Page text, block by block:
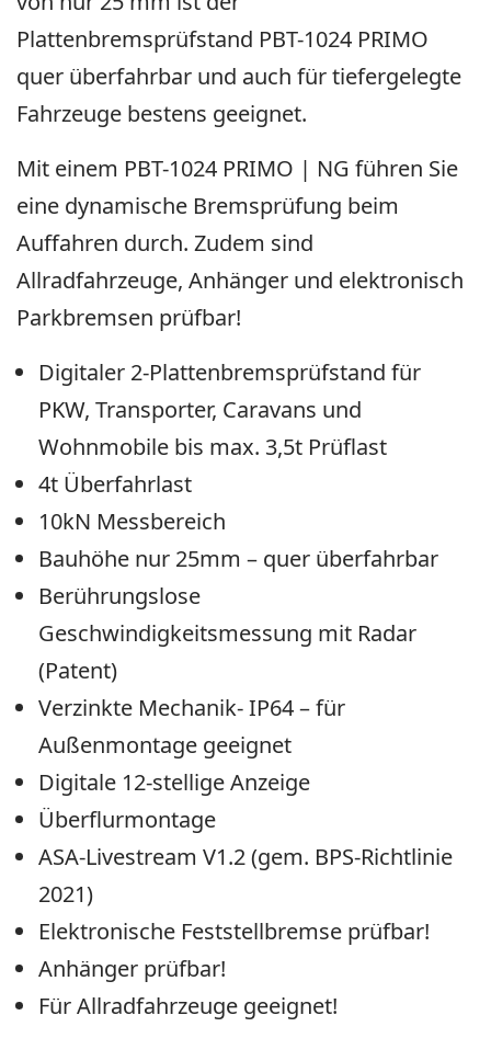
Plattenbremsprüfstand PBT-1024 PRIMO
quer überfahrbar und auch für tiefergelegte
Fahrzeuge bestens geeignet.
Mit einem PBT-1024 PRIMO | NG führen Sie
eine dynamische Bremsprüfung beim
Auffahren durch. Zudem sind
Allradfahrzeuge, Anhänger und elektronisch
Parkbremsen prüfbar!
Digitaler 2-Plattenbremsprüfstand für
PKW, Transporter, Caravans und
Wohnmobile bis max. 3,5t Prüflast
4t Überfahrlast
10kN Messbereich
Bauhöhe nur 25mm – quer überfahrbar
Berührungslose
Geschwindigkeitsmessung mit Radar
(Patent)
Verzinkte Mechanik- IP64 – für
Außenmontage geeignet
Digitale 12-stellige Anzeige
Überflurmontage
ASA-Livestream V1.2 (gem. BPS-Richtlinie
2021)
Elektronische Feststellbremse prüfbar!
Anhänger prüfbar!
Für Allradfahrzeuge geeignet!